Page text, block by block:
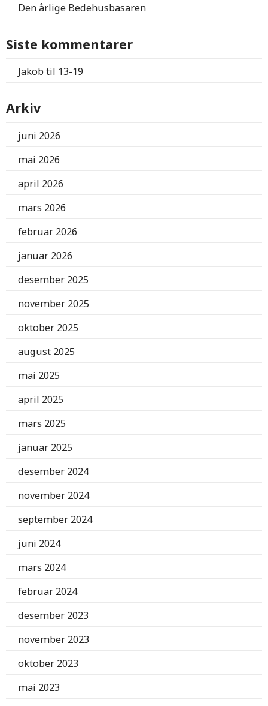
Den årlige Bedehusbasaren
Siste kommentarer
Jakobtil 13-19
Arkiv
juni 2026
mai 2026
april 2026
mars 2026
februar 2026
januar 2026
desember 2025
november 2025
oktober 2025
august 2025
mai 2025
april 2025
mars 2025
januar 2025
desember 2024
november 2024
september 2024
juni 2024
mars 2024
februar 2024
desember 2023
november 2023
oktober 2023
mai 2023